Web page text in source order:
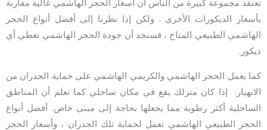
تعتقد مجموعة كبيرة من الناس أن أسعار الحجر الهاشمي غالية مقارنة
بأسعار الديكورات الأخرى . ولكن إذا نظرنا إلى أفضل أنواع الحجر
الهاشمي الطبيعي المتاح ، فسنجد أن جودة الحجر الهاشمي تغطي أي
ديكور.
كما يعمل الحجر الهاشمي والكريمي الهاشمي على حماية الجدران من
الانهيار. إذا كان منزلك يقع في مكان ساحلي كما نعلم أن المناطق
الساحلية أكثر رطوبة مما يجعلها بحاجة إلى مبنى خاص. أفضل أنواع
الحجر الطبيعي الهاشمي تعمل لحماية تلك الجدران ، وأسعار الحجر